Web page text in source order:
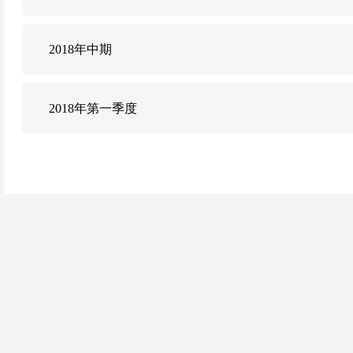
2018年中期
2018年第一季度